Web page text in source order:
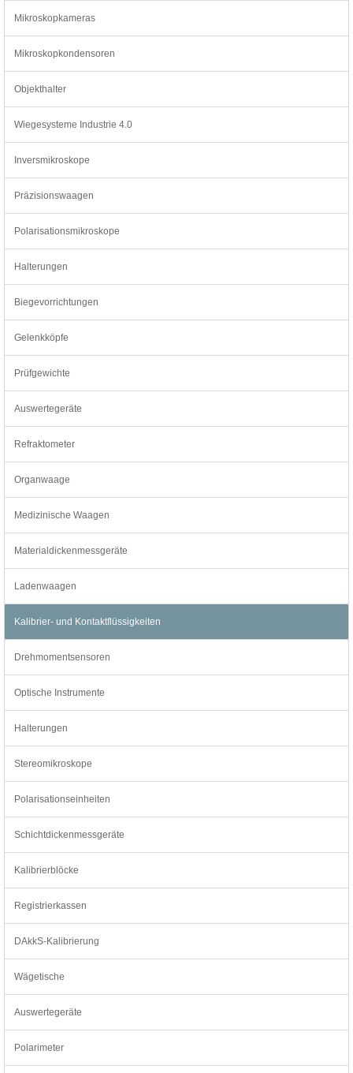
Mikroskopkameras
Mikroskopkondensoren
Objekthalter
Wiegesysteme Industrie 4.0
Inversmikroskope
Präzisionswaagen
Polarisationsmikroskope
Halterungen
Biegevorrichtungen
Gelenkköpfe
Prüfgewichte
Auswertegeräte
Refraktometer
Organwaage
Medizinische Waagen
Materialdickenmessgeräte
Ladenwaagen
Kalibrier- und Kontaktflüssigkeiten
Drehmomentsensoren
Optische Instrumente
Halterungen
Stereomikroskope
Polarisationseinheiten
Schichtdickenmessgeräte
Kalibrierblöcke
Registrierkassen
DAkkS-Kalibrierung
Wägetische
Auswertegeräte
Polarimeter